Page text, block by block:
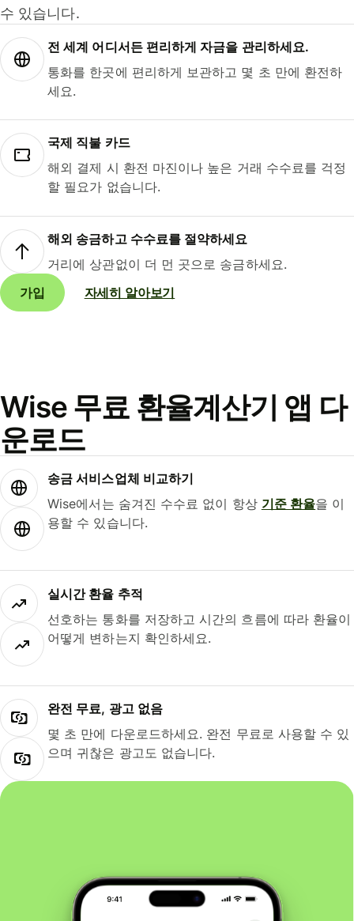
수 있습니다.
전 세계 어디서든 편리하게 자금을 관리하세요.
통화를 한곳에 편리하게 보관하고 몇 초 만에 환전하
세요.
국제 직불 카드
해외 결제 시 환전 마진이나 높은 거래 수수료를 걱정
할 필요가 없습니다.
해외 송금하고 수수료를 절약하세요
거리에 상관없이 더 먼 곳으로 송금하세요.
가입
자세히 알아보기
Wise 무료 환율계산기 앱 다
운로드
송금 서비스업체 비교하기
Wise에서는 숨겨진 수수료 없이 항상 기준 환율을 이
용할 수 있습니다.
실시간 환율 추적
선호하는 통화를 저장하고 시간의 흐름에 따라 환율이
어떻게 변하는지 확인하세요.
완전 무료, 광고 없음
몇 초 만에 다운로드하세요. 완전 무료로 사용할 수 있
으며 귀찮은 광고도 없습니다.